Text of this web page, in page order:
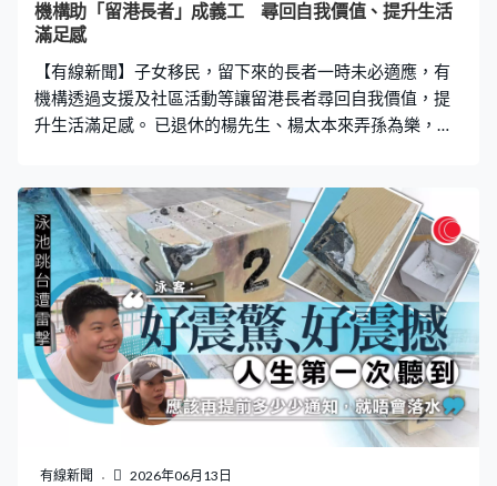
機構助「留港長者」成義工 尋回自我價值、提升生活
滿足感
【有線新聞】子女移民，留下來的長者一時未必適應，有
機構透過支援及社區活動等讓留港長者尋回自我價值，提
升生活滿足感。 已退休的楊先生、楊太本來弄孫為樂，但
處理到，因為我以為他還未長大。我是退休，又老了，因
為他移民的時候我已70歲，我又沒有能力，我又能說些甚
麼。」 牽掛移民兒女的長者不止楊先生一個，有機構專門
服務這些「留港長者」，近年先後進行三次調查，發現這
些長者的孤獨感、抑鬱情況有改善，但隨着年紀漸長以及
少子化趨勢，社會孤立風險回升，不少受訪長者是「零留
港子女」狀態。香港基督教服務處「樂暉傲創」主任林漢
煒：「正因沒有了這個家庭角色，他們的重心很空虛、需
要被填補，我們幫他們找回社區的另一角色，就是（成
為）我們的導師，或幫助整個社區另一些服務。我們覺得
這個幫助他們找回自我價值和生活的滿意度。」 機構推出
有線新聞 2026年06月13日